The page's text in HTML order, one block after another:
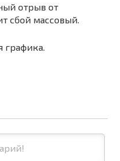
отрыв от
сбой массовый.
графика.